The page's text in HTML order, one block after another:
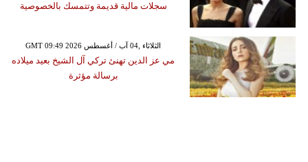
سجلات مالية قديمة وتتمسك بالخصوصية
GMT 09:49 2026 الثلاثاء ,04 آب / أغسطس
مي عز الدين تهنئ تركي آل الشيخ بعيد ميلاده
برسالة مؤثرة